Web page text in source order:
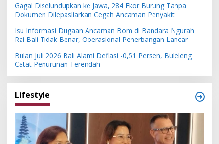
Gagal Diselundupkan ke Jawa, 284 Ekor Burung Tanpa
Dokumen Dilepasliarkan Cegah Ancaman Penyakit
Isu Informasi Dugaan Ancaman Bom di Bandara Ngurah
Rai Bali Tidak Benar, Operasional Penerbangan Lancar
Bulan Juli 2026 Bali Alami Deflasi -0,51 Persen, Buleleng
Catat Penurunan Terendah
Lifestyle